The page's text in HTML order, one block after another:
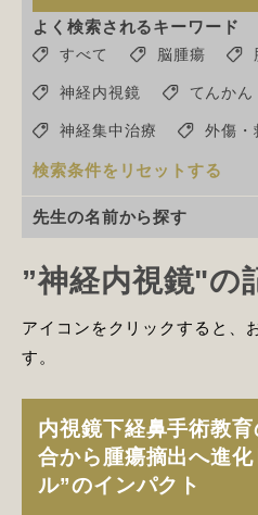
よく検索されるキーワード
すべて 脳腫瘍
神経内視鏡 てんかん
神経集中治療 外傷・
検索条件をリセットする
先生の名前から探す
”神経内視鏡"の
アイコンをクリックすると、
す。
内視鏡下経鼻手術教
合から腫瘍摘出へ進
ル”のインパクト